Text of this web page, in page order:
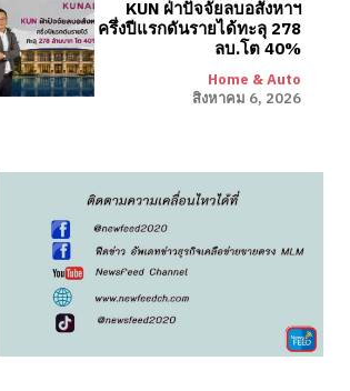
KUN ฝ่าปัจจัยลบอสังหาฯ
ครึ่งปีแรกดันรายได้ทะลุ 278
ลบ.โต 40%
Home & Auto
สิงหาคม 6, 2026